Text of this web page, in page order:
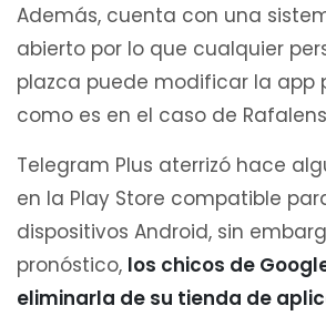
Además, cuenta con una
abierto por lo que cualquier
plazca puede modificar la app
como es en el caso de
Telegram Plus aterrizó hace
en la Play Store compatible
dispositivos Android, sin
pronóstico, los chicos de
eliminarla de su tienda de